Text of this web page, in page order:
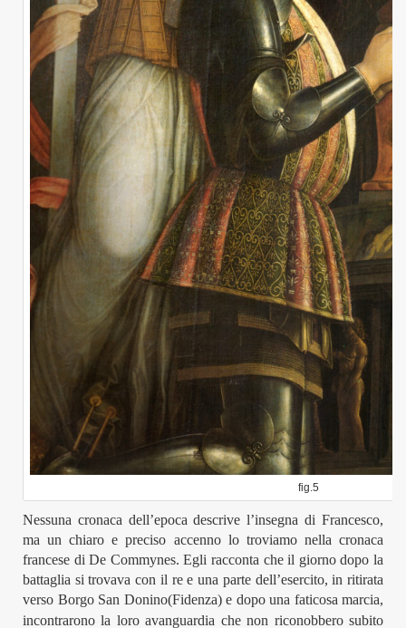
fig.5
Nessuna cronaca dell’epoca descrive l’insegna di Francesco,
ma un chiaro e preciso accenno lo troviamo nella cronaca
francese di De Commynes. Egli racconta che il giorno dopo la
battaglia si trovava con il re e una parte dell’esercito, in ritirata
verso Borgo San Donino(Fidenza) e dopo una faticosa marcia,
incontrarono la loro avanguardia che non riconobbero subito